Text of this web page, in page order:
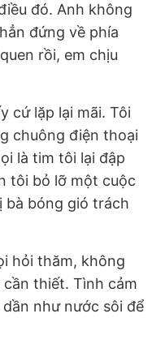
đó. Anh không
đứng về phía
rồi, em chịu
cứ lặp lại mãi. Tôi
chuông điện thoại
là tim tôi lại đập
tôi bỏ lỡ một cuộc
bà bóng gió trách
hỏi thăm, không
thiết. Tình cảm
như nước sôi để